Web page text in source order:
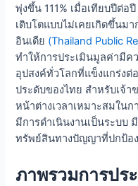
พุ่งขึ้น 111% เมื่อเทียบปีต่อ
เติบโตแบบไม่เคยเกิดขึ้นม
อินเดีย (Thailand Public
ทำให้การประเมินมูลค่ามี
อุปสงค์ทั่วโลกที่แข็งแกร่งต่
ประดับของไทย สำหรับเจ้
หน้าต่างเวลาเหมาะสมใน
มีการดำเนินงานเป็นระบบ
ทรัพย์สินทางปัญญาที่ปกป้อ
ภาพรวมการปร